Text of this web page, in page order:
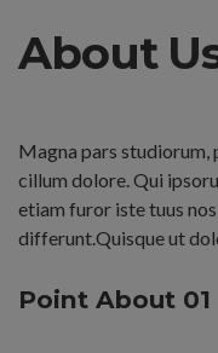
About
Magna pars studiorum,
cillum dolore. Qui
etiam furor iste tuus
differunt.Quisque ut
Point About 01